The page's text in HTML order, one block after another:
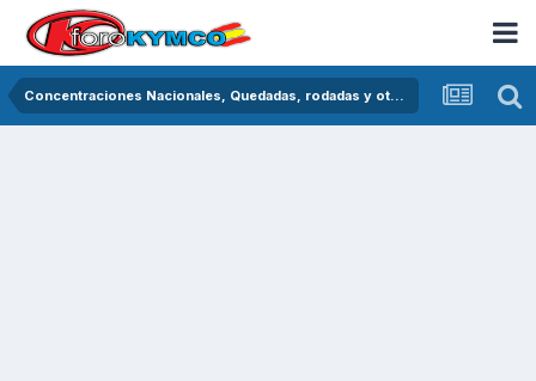
Concentraciones Nacionales, Quedadas, rodadas y otras crónicas del asfalto